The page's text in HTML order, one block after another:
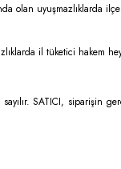
olan uyuşmazlıklarda
il tüketici hakem
SATICI, siparişin